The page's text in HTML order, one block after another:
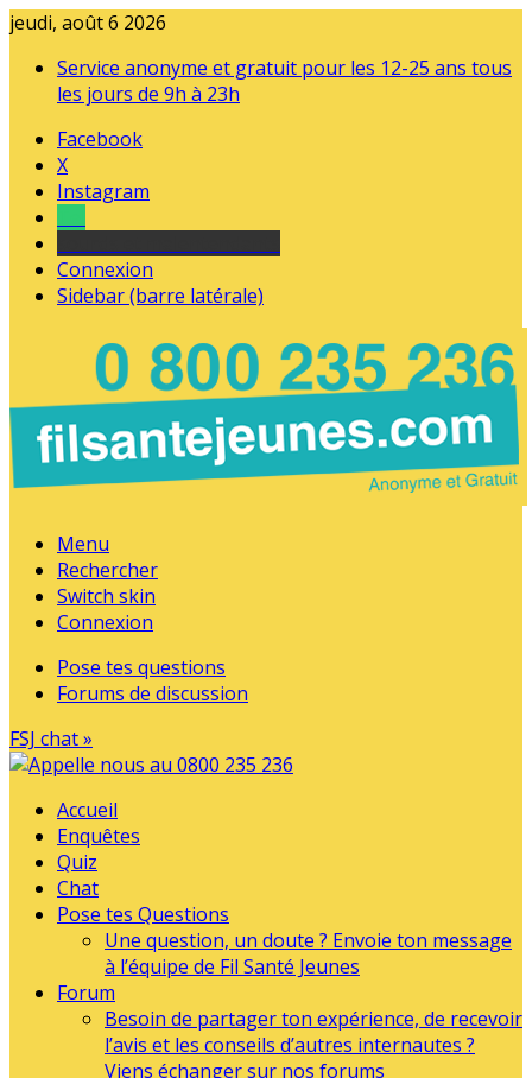
jeudi, août 6 2026
Service anonyme et gratuit pour les 12-25 ans tous
les jours de 9h à 23h
Facebook
X
Instagram
Connexion
Sidebar (barre latérale)
Menu
Rechercher
Switch skin
Connexion
Pose tes questions
Forums de discussion
FSJ chat »
Accueil
Enquêtes
Quiz
Chat
Pose tes Questions
Une question, un doute ? Envoie ton message
à l’équipe de Fil Santé Jeunes
Forum
Besoin de partager ton expérience, de recevoir
l’avis et les conseils d’autres internautes ?
Viens échanger sur nos forums